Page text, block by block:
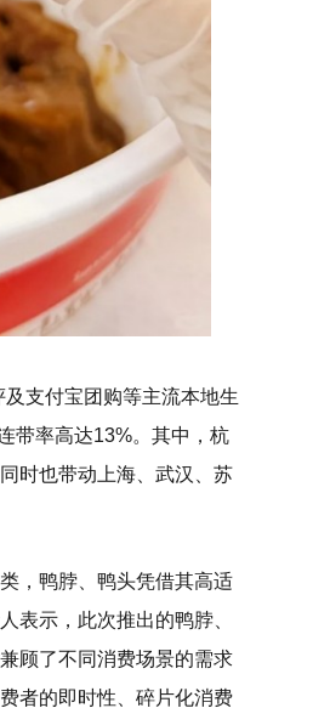
支付宝团购等主流本地生
带率高达13%。其中，杭
时也带动上海、武汉、苏
，鸭脖、鸭头凭借其高适
表示，此次推出的鸭脖、
顾了不同消费场景的需求
者的即时性、碎片化消费